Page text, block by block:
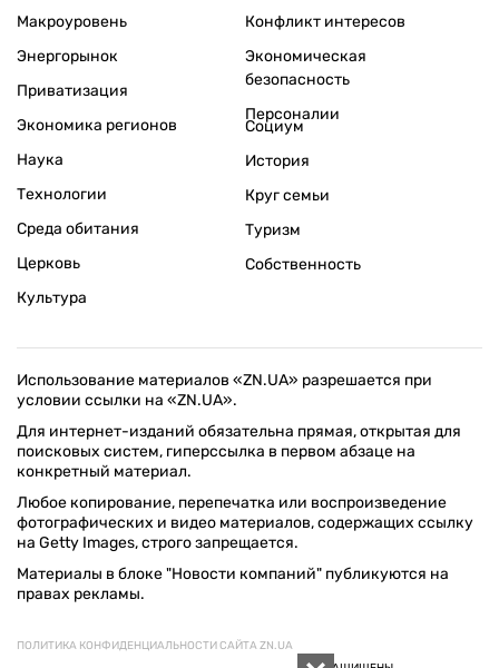
Макроуровень
Энергорынок
Приватизация
Экономика регионов
Конфликт интересов
Экономическая
безопасность
Персоналии
Наука
Технологии
Среда обитания
Церковь
Культура
Социум
История
Круг семьи
Туризм
Собственность
Использование материалов «ZN.UA» разрешается при
условии ссылки на «ZN.UA».
Для интернет-изданий обязательна прямая, открытая для
поисковых систем, гиперссылка в первом абзаце на
конкретный материал.
Любое копирование, перепечатка или воспроизведение
фотографических и видео материалов, содержащих ссылку
на Getty Images, строго запрещается.
Материалы в блоке "Новости компаний" публикуются на
правах рекламы.
ПОЛИТИКА КОНФИДЕНЦИАЛЬНОСТИ САЙТА ZN.UA